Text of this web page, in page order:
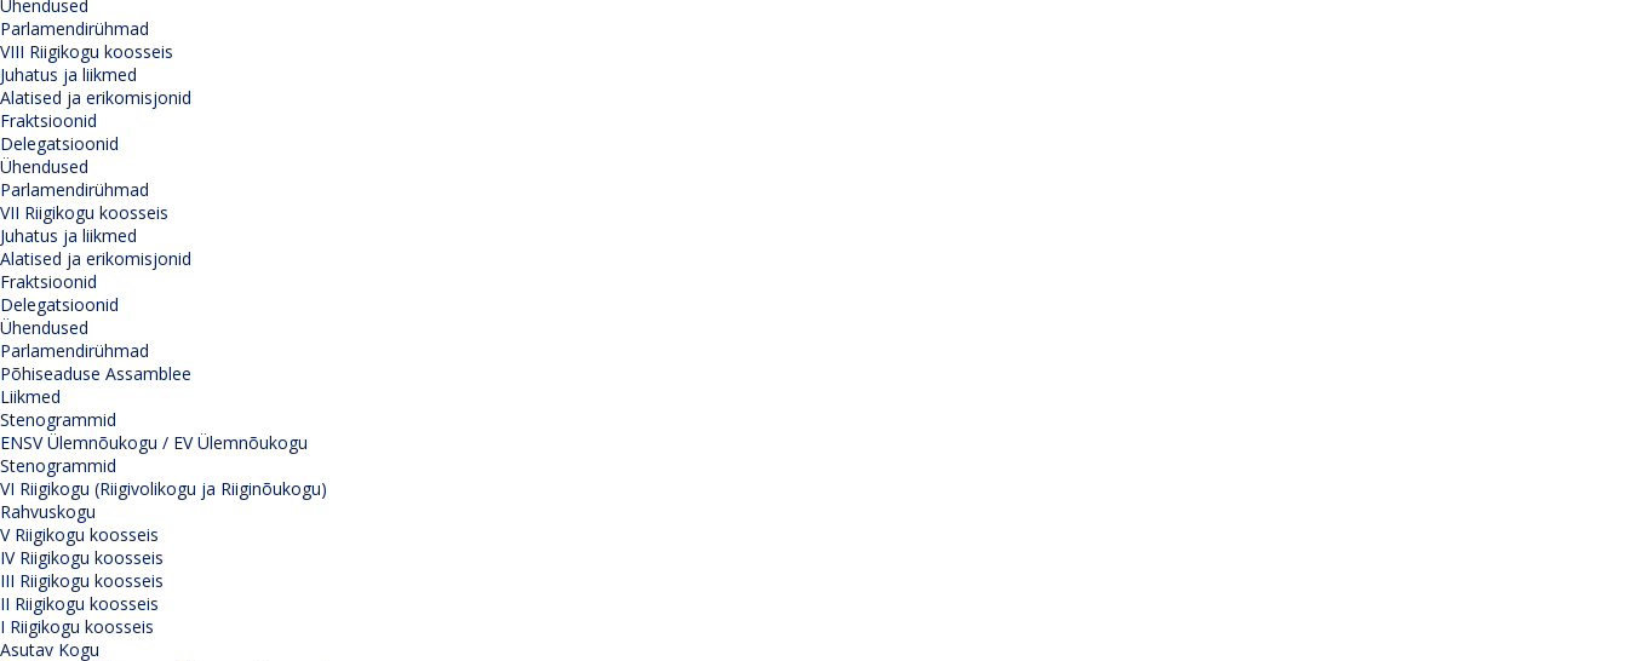
Ühendused
Parlamendirühmad
VIII Riigikogu koosseis
Juhatus ja liikmed
Alatised ja erikomisjonid
Fraktsioonid
Delegatsioonid
Ühendused
Parlamendirühmad
VII Riigikogu koosseis
Juhatus ja liikmed
Alatised ja erikomisjonid
Fraktsioonid
Delegatsioonid
Ühendused
Parlamendirühmad
Põhiseaduse Assamblee
Liikmed
Stenogrammid
ENSV Ülemnõukogu / EV Ülemnõukogu
Stenogrammid
VI Riigikogu (Riigivolikogu ja Riiginõukogu)
Rahvuskogu
V Riigikogu koosseis
IV Riigikogu koosseis
III Riigikogu koosseis
II Riigikogu koosseis
I Riigikogu koosseis
Asutav Kogu